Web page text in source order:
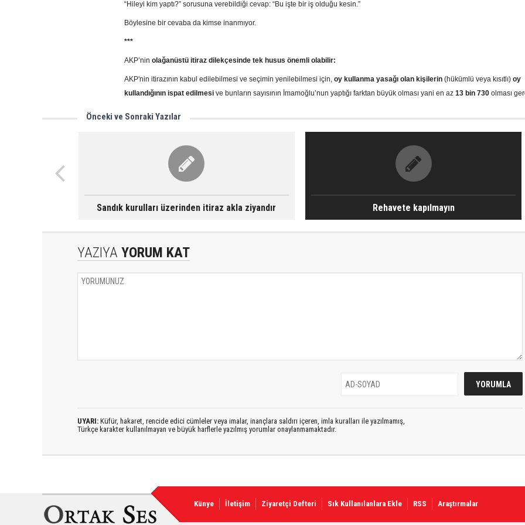
“Hileyi kim yaptı?” sorusuna verebildiği cevap: “Bu işte bir iş olduğu kesin.”
Böylesine bir cevaba da kimse inanmıyor.
***
AKP’nin olağanüstü itiraz dilekçesinde tek husus önemli olabilir:
AKP'nin itirazının kabul edilebilmesi ve seçimin yenilebilmesi için, oy kullanma yasağı olan kişilerin (hükümlü veya kısıtlı) oy
kullandığının ispat edilmesi ve bunların sayısının İmamoğlu’nun yaptığı farktan büyük olması yani en az 13 bin 730 olması
Önceki ve Sonraki Yazılar
Sandık kurulları üzerinden itiraz akla ziyandır Rehavete kapılmayın
YAZIYA YORUM KAT
UYARI: Küfür, hakaret, rencide edici cümleler veya imalar, inançlara saldırı içeren, imla kuralları ile yazılmamış,
Türkçe karakter kullanılmayan ve büyük harflerle yazılmış yorumlar onaylanmamaktadır.
Künye İletişim Ziyaretçi Defteri Sık Kullanılanlara Ekle RSS Araştırmalar